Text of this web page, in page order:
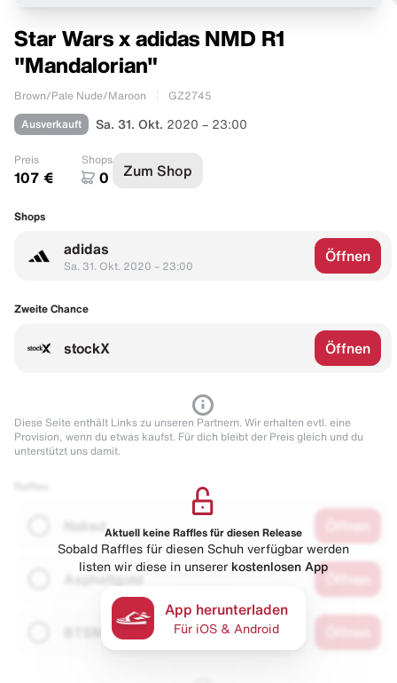
Star Wars x adidas NMD R1
"Mandalorian"
Brown/Pale Nude/Maroon GZ2745
Ausverkauft Sa. 31. Okt. 2020 – 23:00
Preis
107 €
Shops
0 Zum Shop
Shops
adidas
Sa. 31. Okt. 2020 – 23:00
Öffnen
Zweite Chance
stockX Öffnen
Diese Seite enthält Links zu unseren Partnern. Wir erhalten evtl. eine
Provision, wenn du etwas kaufst. Für dich bleibt der Preis gleich und du
unterstützt uns damit.
Naked
Asphaltgold
Aktuell keine Raffles für diesen Release
Sobald Raffles für diesen Schuh verfügbar werden
listen wir diese in unserer kostenlosen App
App herunterladen
Für iOS & Android